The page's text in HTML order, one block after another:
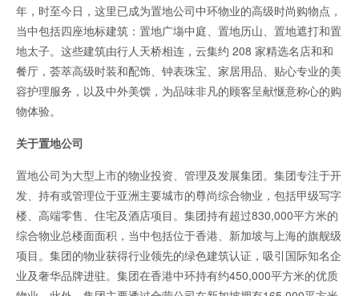
年，时至今日，这里已成为置地公司中环物业的高级时尚购物点，
当中包括四座地标建筑：置地广塲中庭、置地历山、置地遮打和置
地太子。这些建筑由行人天桥相连，云集约 208 家精选名店和和
餐厅，荟萃高级时装和配饰、钟表珠宝、家居用品、贴心专业的美
容护理服务，以及中外美馔，为品味非凡的顾客呈献惬意称心的购
物体验。
关于置地公司
置地公司为大型上市的物业投资、管理及发展集团。集团专注于开
发、持有或管理位于亚洲主要城市的尊尚综合物业，包括甲级写字
楼、高端零售、住宅及酒店项目。集团持有超过830,000平方米的
综合物业总楼面面积，当中包括位于香港、新加坡与上海的旗舰级
项目。集团的物业获得行业领先的绿色建筑认证，吸引国际知名企
业及奢华品牌进驻。集团在香港中环持有约450,000平方米的优质